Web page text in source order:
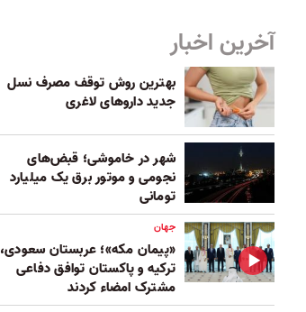
آخرین اخبار
بهترین روش توقف مصرف نسل
جدید داروهای لاغری
شهر در خاموشی؛ قبض‌های
نجومی و موتور برق یک میلیارد
تومانی
جهان
«پیمان مکه»؛ عربستان سعودی،
ترکیه و پاکستان توافق دفاعی
مشترک امضاء کردند